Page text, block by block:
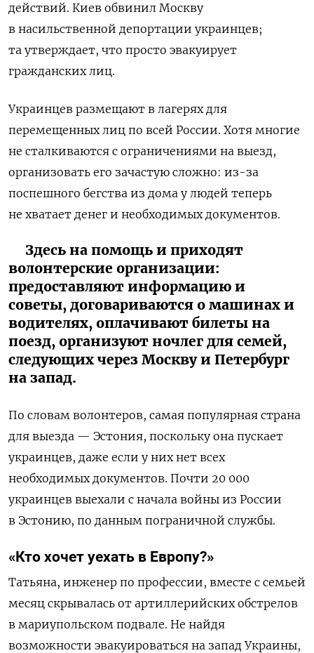
действий. Киев обвинил Москву
в насильственной депортации украинцев;
та утверждает, что просто эвакуирует
гражданских лиц.
Украинцев размещают в лагерях для
перемещенных лиц по всей России. Хотя многие
не сталкиваются с ограничениями на выезд,
организовать его зачастую сложно: из-за
поспешного бегства из дома у людей теперь
не хватает денег и необходимых документов.
Здесь на помощь и приходят
волонтерские организации:
предоставляют информацию и
советы, договариваются о машинах и
водителях, оплачивают билеты на
поезд, организуют ночлег для семей,
следующих через Москву и Петербург
на запад.
По словам волонтеров, самая популярная страна
для выезда — Эстония, поскольку она пускает
украинцев, даже если у них нет всех
необходимых документов. Почти 20 000
украинцев выехали с начала войны из России
в Эстонию, по данным пограничной службы.
«Кто хочет уехать в Европу?»
Татьяна, инженер по профессии, вместе с семьей
месяц скрывалась от артиллерийских обстрелов
в мариупольском подвале. Не найдя
возможности эвакуироваться на запад Украины,